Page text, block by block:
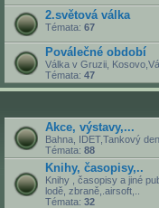
2.světová válka
Témata: 67
Poválečné období
Válka v Gruzii,
Témata: 47
Akce, výstavy,...
Bahna, IDET,Tankový
Témata: 88
Knihy, časopisy,..
Knihy , časopisy a jiné
lodě, zbraně,.airsoft,..
Témata: 32